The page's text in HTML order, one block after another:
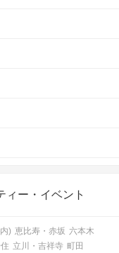
ィー・イベント
) 恵比寿・赤坂 六本木
立川・吉祥寺 町田